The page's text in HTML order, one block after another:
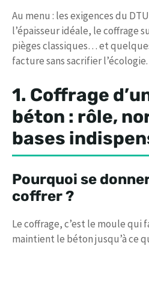
Au menu : les exigences du
l’épaisseur idéale, le coffrage
pièges classiques… et
facture sans sacrifier l’écologie.
1. Coffrage
béton : rôle,
bases
Pourquoi se
coffrer ?
Le coffrage, c’est le moule qui
maintient le béton jusqu’à ce